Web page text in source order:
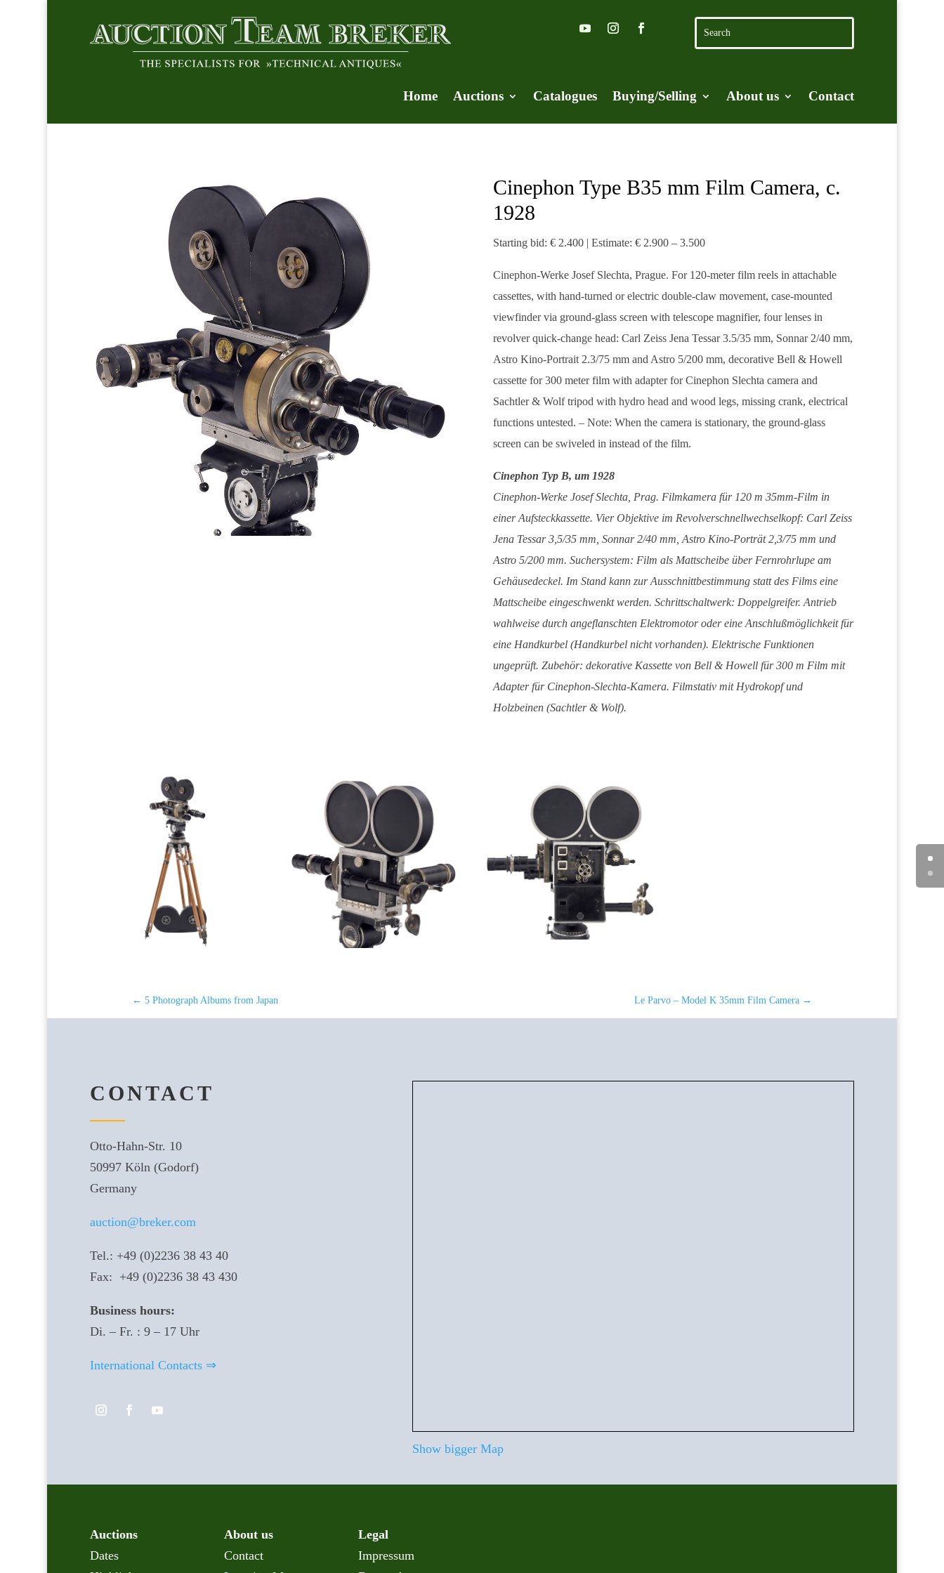
Home Auctions Catalogues Buying/Selling About us Contact
Cinephon Type B35 mm Film Camera, c.
1928
Starting bid: € 2.400 | Estimate: € 2.900 – 3.500
Cinephon-Werke Josef Slechta, Prague. For 120-meter film reels in attachable
cassettes, with hand-turned or electric double-claw movement, case-mounted
viewfinder via ground-glass screen with telescope magnifier, four lenses in
revolver quick-change head: Carl Zeiss Jena Tessar 3.5/35 mm, Sonnar 2/40 mm,
Astro Kino-Portrait 2.3/75 mm and Astro 5/200 mm, decorative Bell & Howell
cassette for 300 meter film with adapter for Cinephon Slechta camera and
Sachtler & Wolf tripod with hydro head and wood legs, missing crank, electrical
functions untested. – Note: When the camera is stationary, the ground-glass
screen can be swiveled in instead of the film.
Cinephon Typ B, um 1928
Cinephon-Werke Josef Slechta, Prag. Filmkamera für 120 m 35mm-Film in
einer Aufsteckkassette. Vier Objektive im Revolverschnellwechselkopf: Carl Zeiss
Jena Tessar 3,5/35 mm, Sonnar 2/40 mm, Astro Kino-Porträt 2,3/75 mm und
Astro 5/200 mm. Suchersystem: Film als Mattscheibe über Fernrohrlupe am
Gehäusedeckel. Im Stand kann zur Ausschnittbestimmung statt des Films eine
Mattscheibe eingeschwenkt werden. Schrittschaltwerk: Doppelgreifer. Antrieb
wahlweise durch angeflanschten Elektromotor oder eine Anschlußmöglichkeit für
eine Handkurbel (Handkurbel nicht vorhanden). Elektrische Funktionen
ungeprüft. Zubehör: dekorative Kassette von Bell & Howell für 300 m Film mit
Adapter für Cinephon-Slechta-Kamera. Filmstativ mit Hydrokopf und
Holzbeinen (Sachtler & Wolf).
← 5 Photograph Albums from Japan Le Parvo – Model K 35mm Film Camera →
CONTACT
Otto-Hahn-Str. 10
50997 Köln (Godorf)
Germany
auction@breker.com
Tel.: +49 (0)2236 38 43 40
Fax: +49 (0)2236 38 43 430
Business hours:
Di. – Fr. : 9 – 17 Uhr
International Contacts ⇒
Show bigger Map
Auctions
Dates
About us
Contact
Legal
Impressum